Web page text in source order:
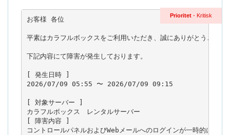
Prioritet - Kritisk
お客様 各位
平素はカラフルボックスをご利用いただき、誠にありがとうござい
下記内容にて障害が発生しております。
[ 発生日時 ]
2026/07/09 05:55 〜 2026/07/09 09:15
[ 対象サーバー ]
カラフルボックス　レンタルサーバー
[ 障害内容 ]
コントロールパネルおよびWebメールへのログインが一時的に行え